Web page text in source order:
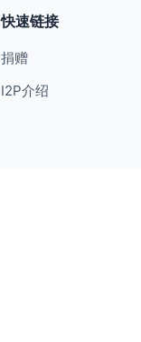
快速链接
捐赠
I2P介绍